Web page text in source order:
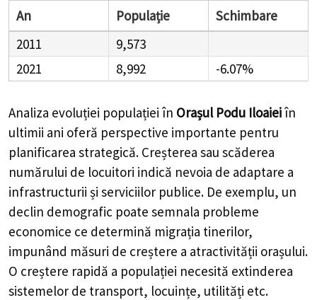
An Populație
Schimbare
2011
9,573
2021
8,992 -6.07%
Analiza evoluției populației în Orașul Podu Iloaieiîn
ultimii ani oferă perspective importante pentru
planificarea strategică. Creșterea sau scăderea
numărului de locuitori indică nevoia de adaptare a
infrastructurii și serviciilor publice. De exemplu, un
declin demografic poate semnala probleme
economice ce determină migrația tinerilor,
impunând măsuri de creștere a atractivității orașului.
O creștere rapidă a populației necesită extinderea
sistemelor de transport, locuințe, utilități etc.